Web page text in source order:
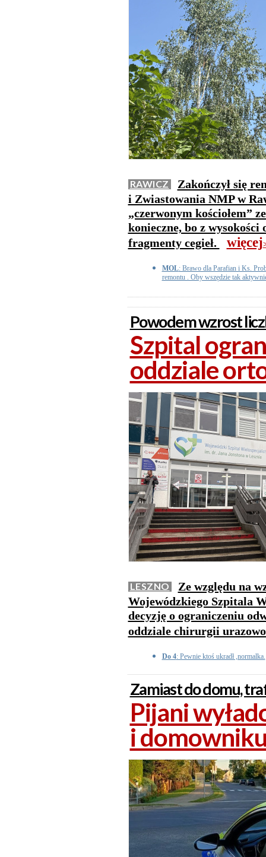
RAWICZ
Zakończył się
i Zwiastowania NMP w
„czerwonym kościołem”
konieczne, bo z wysokości
fragmenty cegieł.
więcej
MOL: Brawo dla Parafian i Ks.
remontu . Oby wszędzie tak
Powodem wzrost
Szpital
oddziale
LESZNO
Ze względu na
Wojewódzkiego Szpitala
decyzję o ograniczeniu
oddziale chirurgii
Do 4: Pewnie ktoś ukradł ,normalka.
Zamiast do domu,
Pijani
i